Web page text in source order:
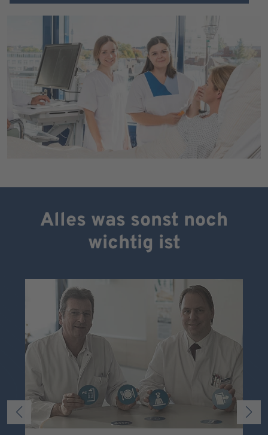
Alles was sonst noch
wichtig ist